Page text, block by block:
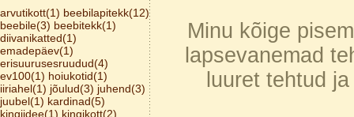
arvutikott(1) beebilapitekk(12)
beebile(3) beebitekk(1)
diivanikatted(1)
emadepäev(1)
erisuurusesruudud(4)
ev100(1) hoiukotid(1)
iiriahel(1) jõulud(3) juhend(3)
juubel(1) kardinad(5)
kingiidee(1) kingikott(2)
Minu kõige
lapsevanemad
luuret tehtud